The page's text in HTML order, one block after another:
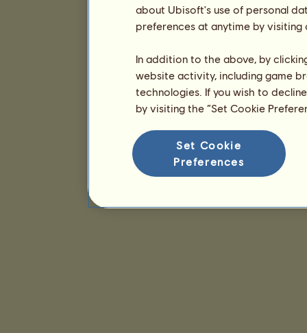
about Ubisoft's use of personal
preferences at anytime by
In addition to the above, by
website activity, including game
technologies. If you wish to
by visiting the “Set Cookie
Set Cookie
Preferences